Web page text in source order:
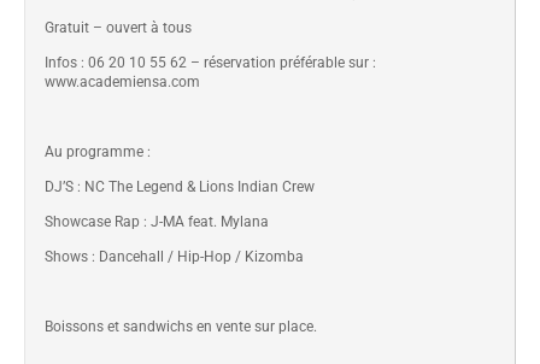
Gratuit – ouvert à tous
Infos : 06 20 10 55 62 – réservation préférable sur :
www.academiensa.com
Au programme :
DJ’S : NC The Legend & Lions Indian Crew
Showcase Rap : J-MA feat. Mylana
Shows : Dancehall / Hip-Hop / Kizomba
Boissons et sandwichs en vente sur place.